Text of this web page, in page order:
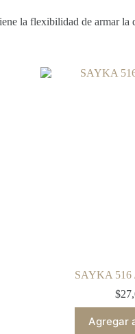
la flexibilidad de armar la
SAYKA 516
$
Agregar